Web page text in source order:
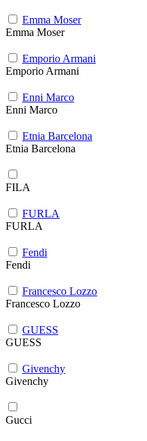
Emma Moser
Emma Moser
Emporio Armani
Emporio Armani
Enni Marco
Enni Marco
Etnia Barcelona
Etnia Barcelona
FILA
FURLA
FURLA
Fendi
Fendi
Francesco Lozzo
Francesco Lozzo
GUESS
GUESS
Givenchy
Givenchy
Gucci